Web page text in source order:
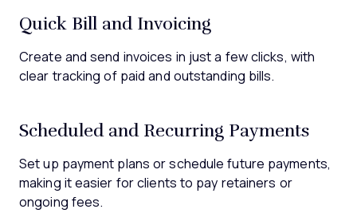
Quick Bill and Invoicing
Create and send invoices in just a few clicks, with
clear tracking of paid and outstanding bills.
Scheduled and Recurring Payments
Set up payment plans or schedule future payments,
making it easier for clients to pay retainers or
ongoing fees.